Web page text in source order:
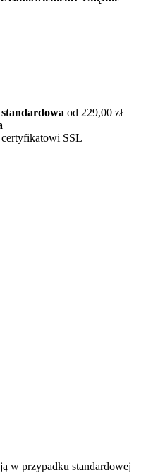
od 229,00 zł
SSL
w przypadku standardowej